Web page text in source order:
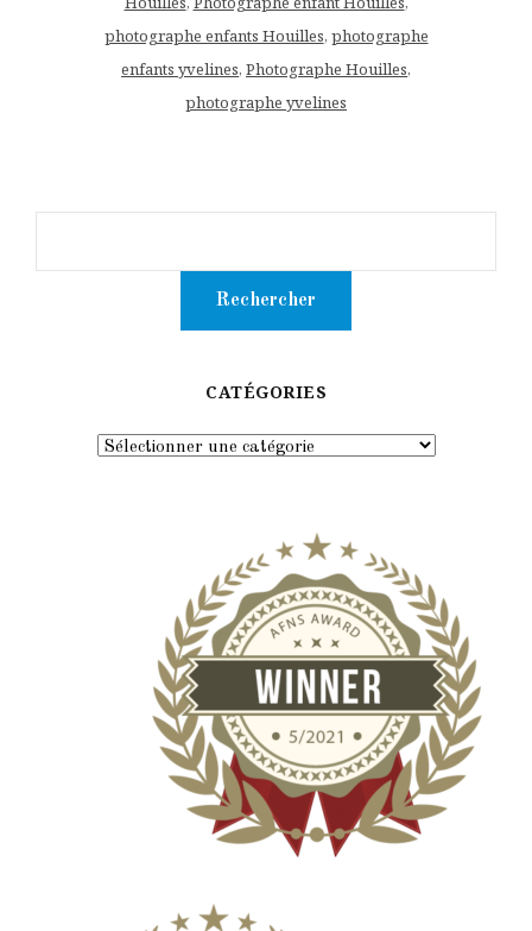
photographe enfants Houilles, photographe
enfants yvelines, Photographe Houilles,
photographe yvelines
CATÉGORIES